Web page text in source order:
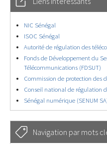
NIC Sénégal
ISOC Sénégal
Autorité de régulation des
Fonds de Développement du
Télécommunications (FDSUT)
Commission de protection des
Conseil national de régulation
Sénégal numérique (SENUM
Navigation par mots